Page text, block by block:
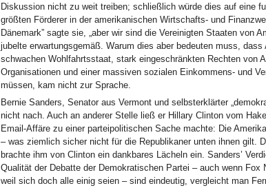
Diskussion nicht zu weit treiben; schließlich würde dies auf eine
größten Förderer in der amerikanischen Wirtschafts- und
Dänemark” sagte sie, „aber wir sind die Vereinigten Staaten von
jubelte erwartungsgemäß. Warum dies aber bedeuten muss, dass
schwachen Wohlfahrtsstaat, stark eingeschränkten Rechten von
Organisationen und einer massiven sozialen Einkommens- und
müssen, kam nicht zur Sprache.
Bernie Sanders, Senator aus Vermont und selbsterklärter
nicht nach. Auch an anderer Stelle ließ er Hillary Clinton vom
Email-Affäre zu einer parteipolitischen Sache machte: Die
– was ziemlich sicher nicht für die Republikaner unten ihnen gilt.
brachte ihm von Clinton ein dankbares Lächeln ein. Sanders’
Qualität der Debatte der Demokratischen Partei – auch wenn Fox
weil sich doch alle einig seien – sind eindeutig, vergleicht man